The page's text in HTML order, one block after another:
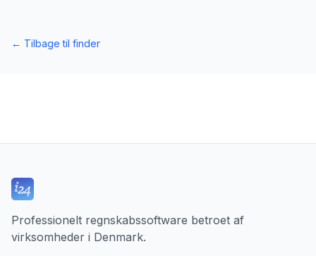
← Tilbage til finder
Professionelt regnskabssoftware betroet af
virksomheder i Denmark.